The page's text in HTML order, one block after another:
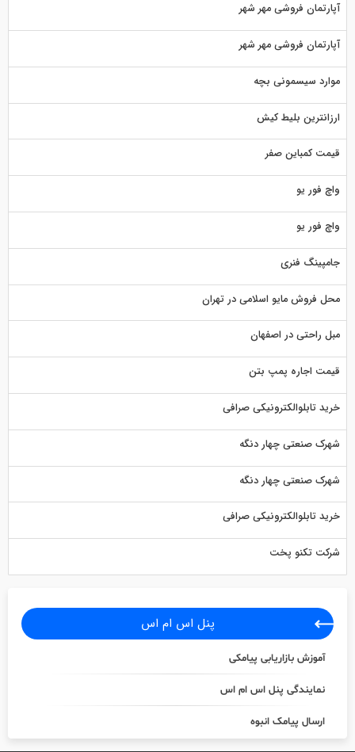
آپارتمان فروشی مهر شهر
آپارتمان فروشی مهر شهر
موارد سیسمونی بچه
ارزانترین بلیط کیش
قیمت کمباین صفر
واچ فور یو
واچ فور یو
جامپینگ فنری
محل فروش مایو اسلامی در تهران
مبل راحتی در اصفهان
قیمت اجاره پمپ بتن
خرید تابلوالکترونیکی صرافی
شهرک صنعتی چهار دنگه
شهرک صنعتی چهار دنگه
خرید تابلوالکترونیکی صرافی
شرکت تکنو پخت
پنل اس ام اس
آموزش بازاریابی پیامکی
نمایندگی پنل اس ام اس
ارسال پیامک انبوه